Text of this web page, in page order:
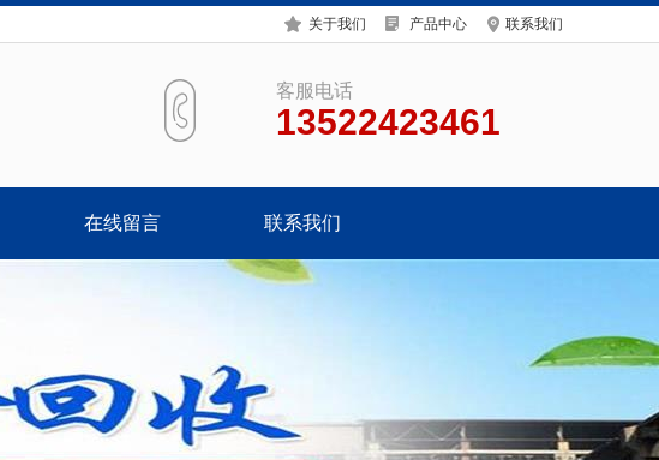
关于我们 产品中心 联系我们
客服电话
13522423461
在线留言 联系我们